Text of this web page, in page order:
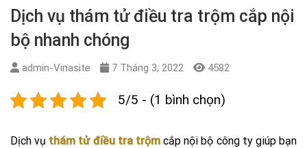
Dịch vụ thám tử điều tra trộm cắp nội
bộ nhanh chóng
admin-Vinasite 7 Tháng 3, 2022 4582
5/5 - (1 bình chọn)
Dịch vụ thám tử điều tra trộmcắp nội bộ công ty giúp bạn